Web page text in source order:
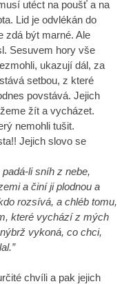
utéct na poušť a na
Lid je odvlékán do
zdá být marné. Ale
Sesuvem hory vše
ukazují dál, za
setbou, z které
povstává. Jejich
žít a vycházet.
nemohli tušit.
Jejich slovo se
li sníh z nebe,
a činí ji plodnou a
rozsívá, a chléb tomu,
které vychází z mých
vykoná, co chci,
chvíli a pak jejich